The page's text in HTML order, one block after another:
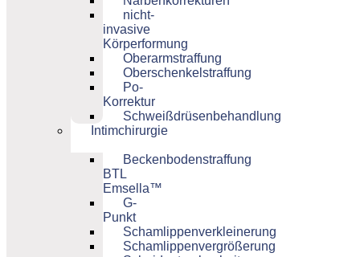
nicht-
invasive
Körperformung
Oberarmstraffung
Oberschenkelstraffung
Po-
Korrektur
Schweißdrüsenbehandlung
Intimchirurgie
Beckenbodenstraffung
BTL
Emsella™
G-
Punkt
Schamlippenverkleinerung
Schamlippenvergrößerung